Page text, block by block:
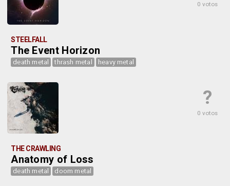
0 votos
STEELFALL
The Event Horizon
death metal thrash metal heavy metal
?
0 votos
THE CRAWLING
Anatomy of Loss
death metal doom metal